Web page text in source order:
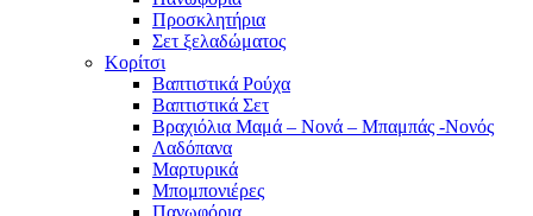
Προσκλητήρια
Σετ ξελαδώματος
Κορίτσι
Βαπτιστικά Ρούχα
Βαπτιστικά Σετ
Βραχιόλια Μαμά – Νονά – Μπαμπάς -Νονός
Λαδόπανα
Μαρτυρικά
Μπομπονιέρες